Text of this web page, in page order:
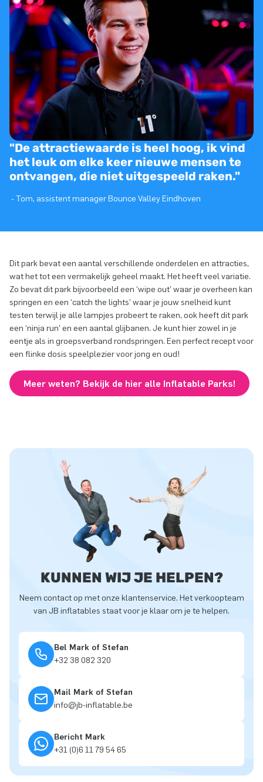
"De attractiewaarde is heel hoog, ik vind
het leuk om elke keer nieuwe mensen te
ontvangen, die niet uitgespeeld raken."
- Tom, assistent manager Bounce Valley Eindhoven
Dit park bevat een aantal verschillende onderdelen en attracties,
wat het tot een vermakelijk geheel maakt. Het heeft veel variatie.
Zo bevat dit park bijvoorbeeld een ‘wipe out’ waar je overheen kan
springen en een ‘catch the lights’ waar je jouw snelheid kunt
testen terwijl je alle lampjes probeert te raken, ook heeft dit park
een ‘ninja run’ en een aantal glijbanen. Je kunt hier zowel in je
eentje als in groepsverband rondspringen. Een perfect recept voor
een flinke dosis speelplezier voor jong en oud!
Meer weten? Bekijk de hier alle Inflatable Parks!
KUNNEN WIJ JE HELPEN?
Neem contact op met onze klantenservice. Het verkoopteam
van JB inflatables staat voor je klaar om je te helpen.
Bel Mark of Stefan
+32 38 082 320
Mail Mark of Stefan
info@jb-inflatable.be
Bericht Mark
+31 (0)6 11 79 54 65